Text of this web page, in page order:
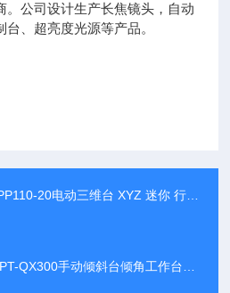
。公司设计生产长焦镜头，自动
、超亮度光源等产品。
20电动三维台 XYZ 迷你 行程20MM
手动倾斜台倾角工作台打孔基座承载60公斤